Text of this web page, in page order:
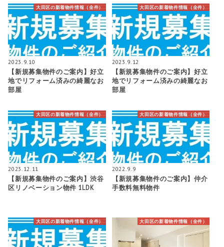
大田区の新着物件情報（全件）
2023.9.10
【新規募集物件のご案内】好立
地でリフォーム済みの綺麗なお
部屋
大田区の新着物件情報（全件）
2023.9.12
【新規募集物件のご案内】好立
地でリフォーム済みの綺麗なお
部屋
大田区の新着物件情報（全件）
2023.12.11
【新規募集物件のご案内】渋谷
区リノベーション物件 1LDK
大田区の新着物件情報（全件）
2022.9.9
【新規募集物件のご案内】仲介
手数料無料物件
大田区の新着物件情報（全件） 大田区の新着物件情報（全件）